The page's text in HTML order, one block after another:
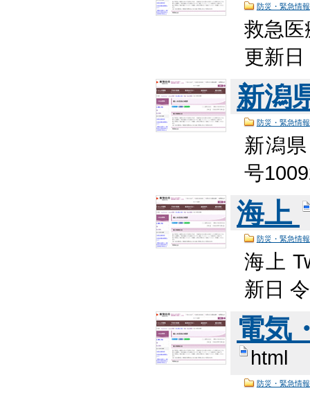
防災・緊急情報
救急
更新
新潟
防災・緊急情報
新潟
号
海上
防災・緊急情報
海上
新日
電気
html
防災・緊急情報